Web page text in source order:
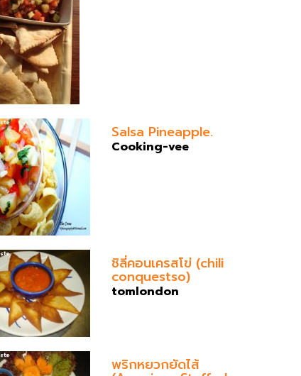
Salsa Pineapple.
Cooking-vee
ชิลี่คอนเครสโฃ่ (chili
conquestso)
tomlondon
พริกหยวกยัดไส้